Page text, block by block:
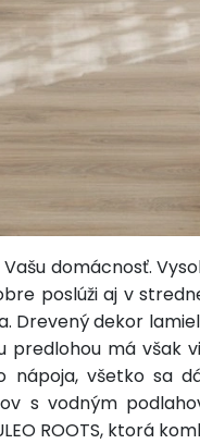
domácnosť.
poslúži aj v
dekor
má však
nápoja, všetko
s vodným
ROOTS, ktorá